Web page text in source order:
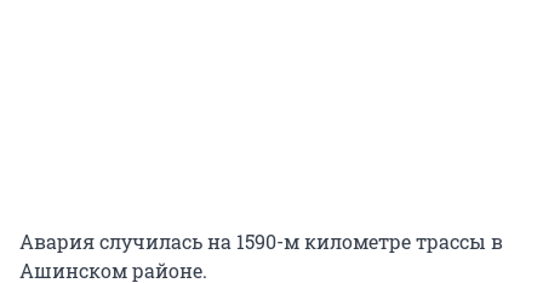
Авария случилась на 1590-м километре трассы в
Ашинском районе.